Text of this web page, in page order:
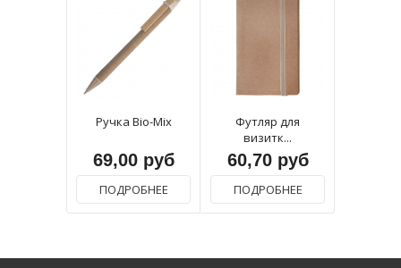
Ручка Bio-Mix
69,00 руб
ПОДРОБНЕЕ
Футляр для
визитк...
60,70 руб
ПОДРОБНЕЕ